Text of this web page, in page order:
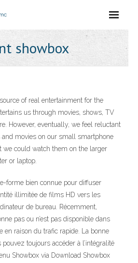
showbox
of real entertainment for the
us through movies, shows, TV
However, eventually, we feel reluctant
and movies on our small smartphone
we could watch them on the larger
or laptop.
forme bien connue pour diffuser
illimitée de films HD vers les
de bureau. Récemment,
pas ou n’est pas disponible dans
en raison du trafic rapide. La bonne
toujours accéder à l’intégralité
Showbox via Download Showbox